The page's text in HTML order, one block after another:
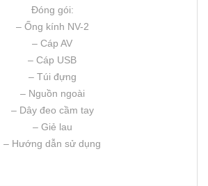
Đóng gói:
– Ống kính NV-2
– Cáp AV
– Cáp USB
– Túi đựng
– Nguồn ngoài
– Dây đeo cầm tay
– Giẻ lau
– Hướng dẫn sử dụng